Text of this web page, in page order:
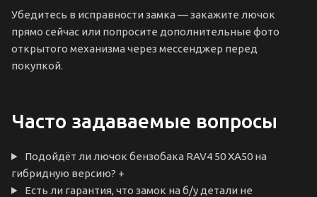
Убедитесь в исправности замка — закажите лючок
прямо сейчас или попросите дополнительные фото
открытого механизма через мессенджер перед
покупкой.
Часто задаваемые вопросы
Подойдёт ли лючок бензобака RAV4 50 XA50 на
гибридную версию? +
Есть ли гарантия, что замок на б/у детали не